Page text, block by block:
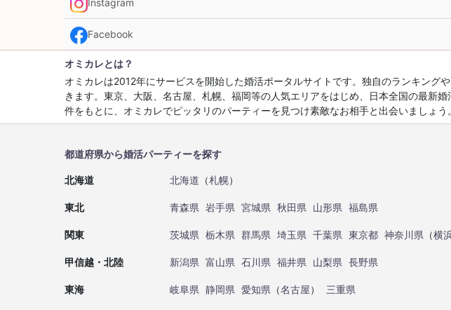
Instagram
Facebook
オミカレとは？
オミカレは2012年にサービスを開始した婚活ポータルサイトです。独自のランキン
きます。東京、大阪、名古屋、札幌、福岡等の人気エリアをはじめ、日本全国の最新
件をもとに、オミカレでピッタリのパーティーを見つけ素敵なお相手と出会いましょう。
都道府県から婚活パーティーを探す
北海道 北海道 （札幌）
東北 青森県 岩手県 宮城県 秋田県 山形県 福島県
関東 茨城県 栃木県 群馬県 埼玉県 千葉県 東京都 神奈川県 （横
甲信越・北陸 新潟県 富山県 石川県 福井県 山梨県 長野県
東海 岐阜県 静岡県 愛知県 （名古屋） 三重県